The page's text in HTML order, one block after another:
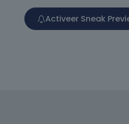
Activeer Sneak